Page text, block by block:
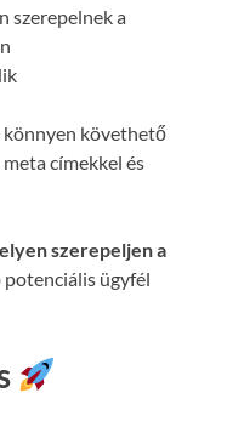
szerepelnek a
követhető
címekkel és
szerepeljen a
potenciális ügyfél